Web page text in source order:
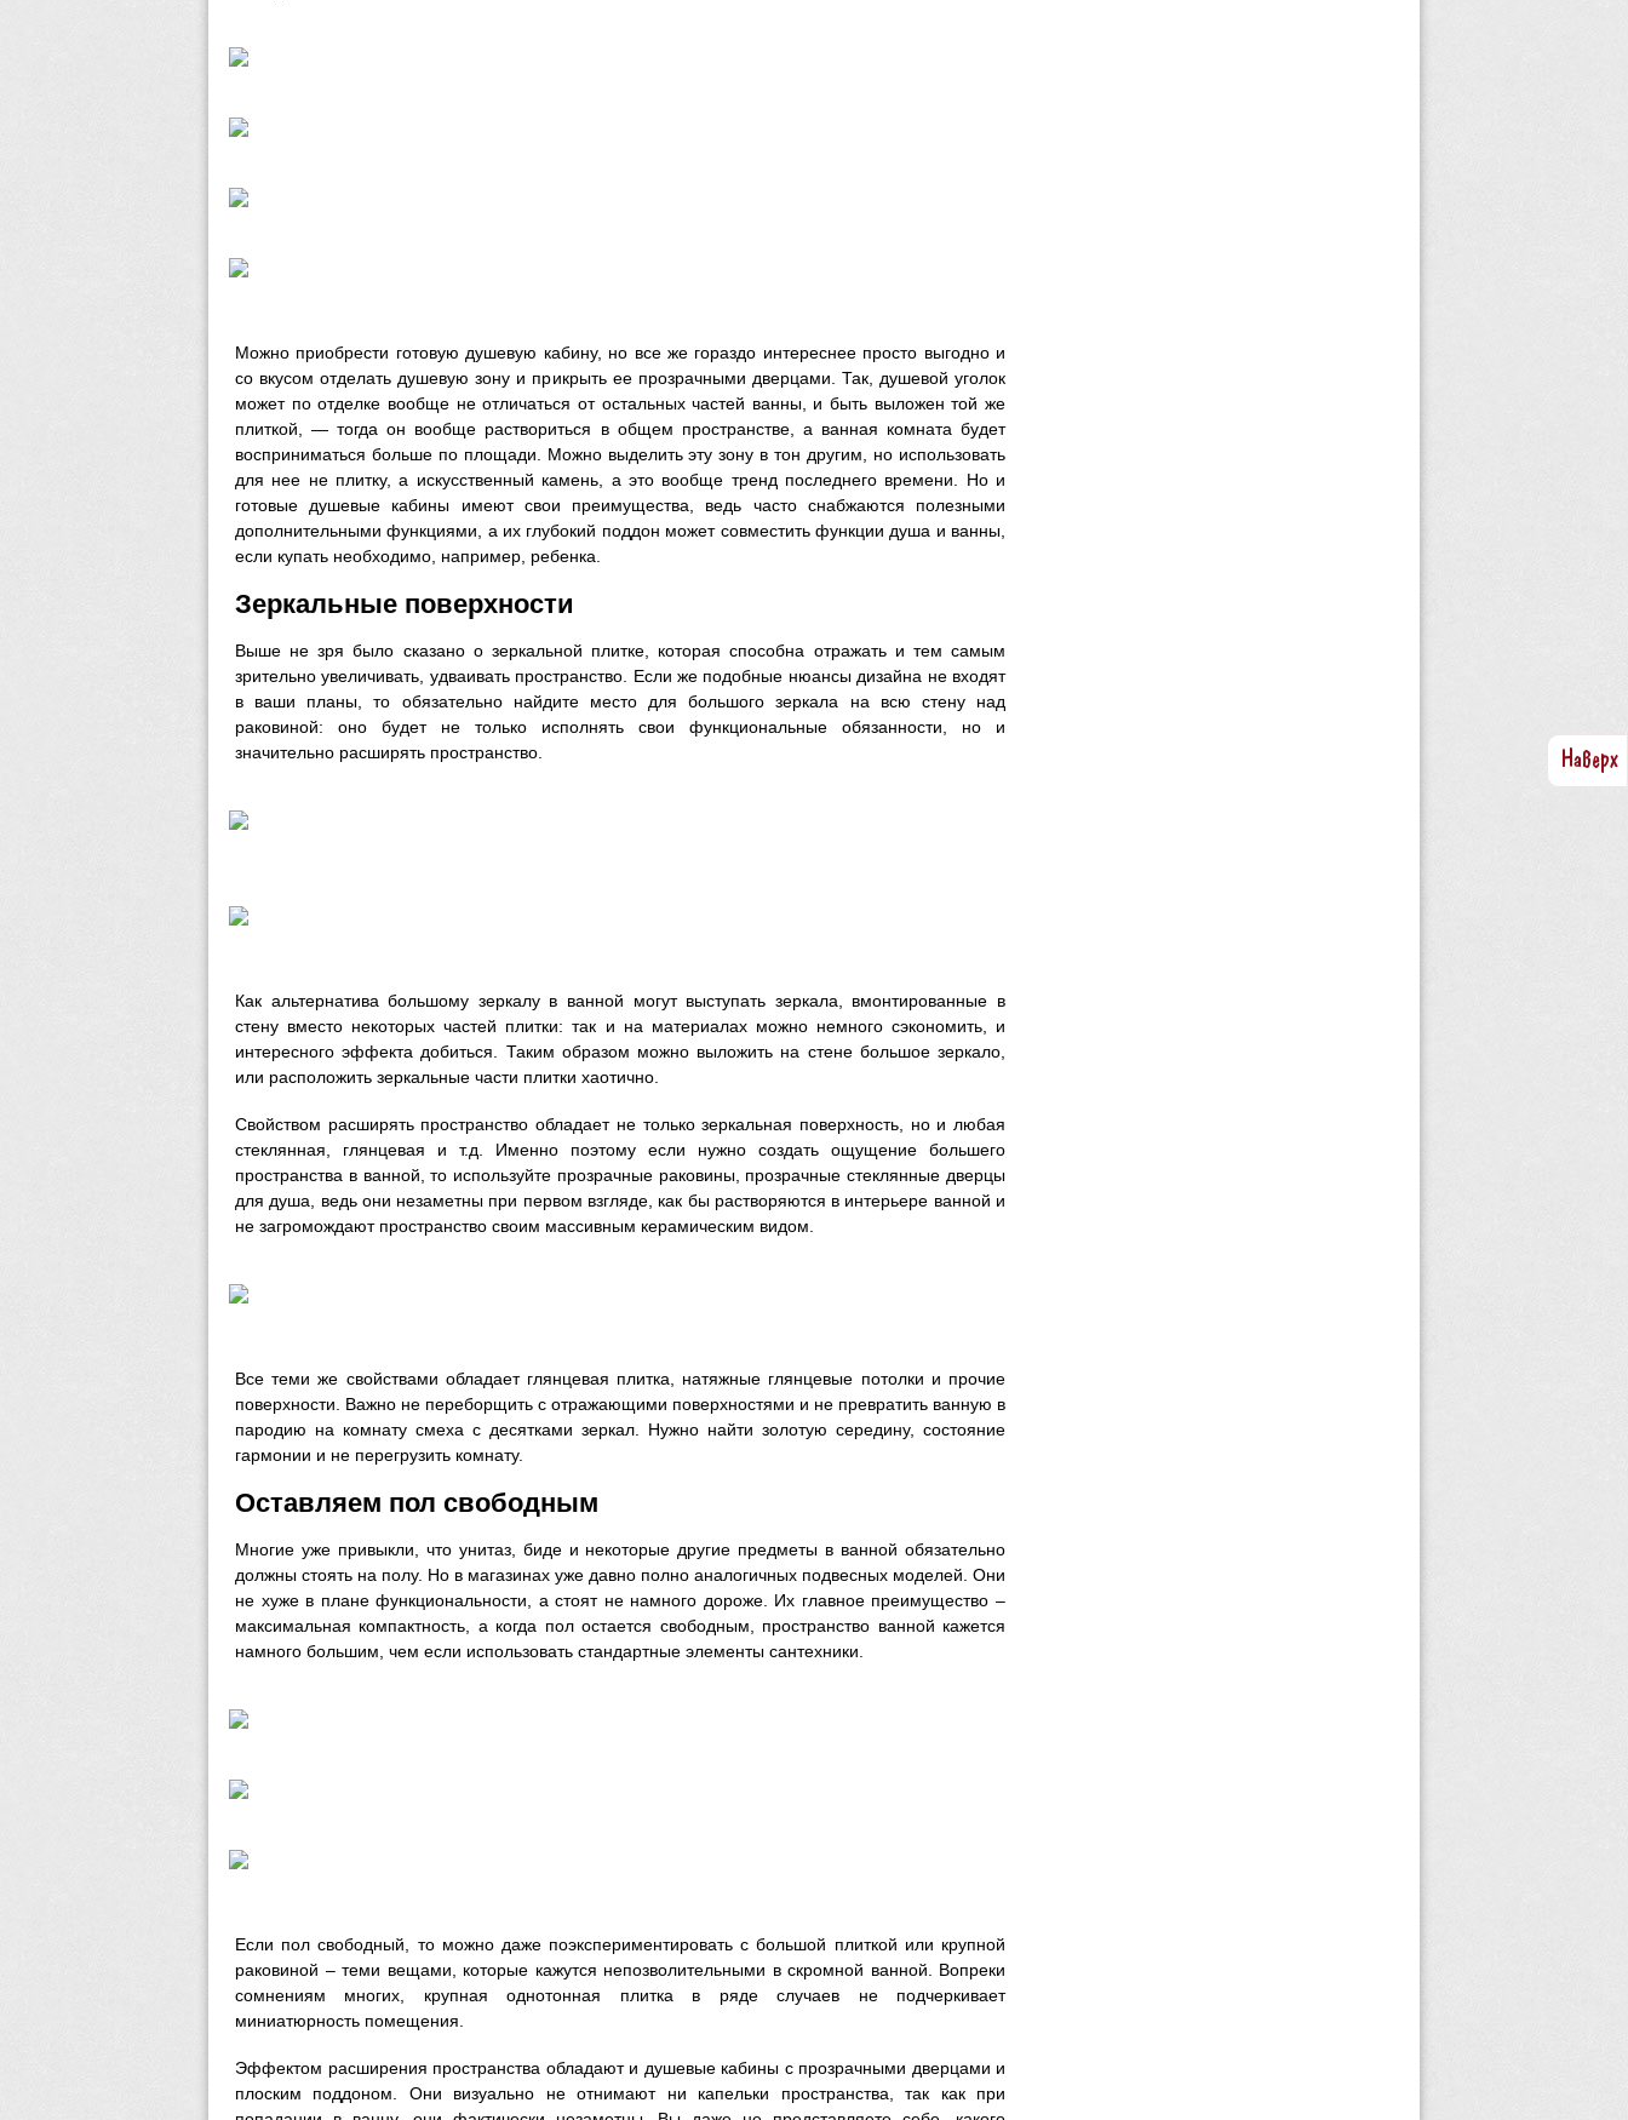
Можно приобрести готовую душевую кабину, но все же гораздо интереснее просто выгодно и
со вкусом отделать душевую зону и прикрыть ее прозрачными дверцами. Так, душевой уголок
может по отделке вообще не отличаться от остальных частей ванны, и быть выложен той же
плиткой, — тогда он вообще раствориться в общем пространстве, а ванная комната будет
восприниматься больше по площади. Можно выделить эту зону в тон другим, но использовать
для нее не плитку, а искусственный камень, а это вообще тренд последнего времени. Но и
готовые душевые кабины имеют свои преимущества, ведь часто снабжаются полезными
дополнительными функциями, а их глубокий поддон может совместить функции душа и ванны,
если купать необходимо, например, ребенка.
Зеркальные поверхности
Выше не зря было сказано о зеркальной плитке, которая способна отражать и тем самым
зрительно увеличивать, удваивать пространство. Если же подобные нюансы дизайна не входят
в ваши планы, то обязательно найдите место для большого зеркала на всю стену над
раковиной: оно будет не только исполнять свои функциональные обязанности, но и
значительно расширять пространство.
Как альтернатива большому зеркалу в ванной могут выступать зеркала, вмонтированные в
стену вместо некоторых частей плитки: так и на материалах можно немного сэкономить, и
интересного эффекта добиться. Таким образом можно выложить на стене большое зеркало,
или расположить зеркальные части плитки хаотично.
Свойством расширять пространство обладает не только зеркальная поверхность, но и любая
стеклянная, глянцевая и т.д. Именно поэтому если нужно создать ощущение большего
пространства в ванной, то используйте прозрачные раковины, прозрачные стеклянные дверцы
для душа, ведь они незаметны при первом взгляде, как бы растворяются в интерьере ванной и
не загромождают пространство своим массивным керамическим видом.
Все теми же свойствами обладает глянцевая плитка, натяжные глянцевые потолки и прочие
поверхности. Важно не переборщить с отражающими поверхностями и не превратить ванную в
пародию на комнату смеха с десятками зеркал. Нужно найти золотую середину, состояние
гармонии и не перегрузить комнату.
Оставляем пол свободным
Многие уже привыкли, что унитаз, биде и некоторые другие предметы в ванной обязательно
должны стоять на полу. Но в магазинах уже давно полно аналогичных подвесных моделей. Они
не хуже в плане функциональности, а стоят не намного дороже. Их главное преимущество –
максимальная компактность, а когда пол остается свободным, пространство ванной кажется
намного большим, чем если использовать стандартные элементы сантехники.
Если пол свободный, то можно даже поэкспериментировать с большой плиткой или крупной
раковиной – теми вещами, которые кажутся непозволительными в скромной ванной. Вопреки
сомнениям многих, крупная однотонная плитка в ряде случаев не подчеркивает
миниатюрность помещения.
Эффектом расширения пространства обладают и душевые кабины с прозрачными дверцами и
плоским поддоном. Они визуально не отнимают ни капельки пространства, так как при